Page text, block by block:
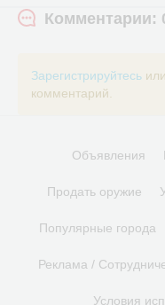
Комментарии:
Зарегистрируйтесь или
комментарий.
Объявления
Продать оружие
Популярные города
Реклама /
Условия